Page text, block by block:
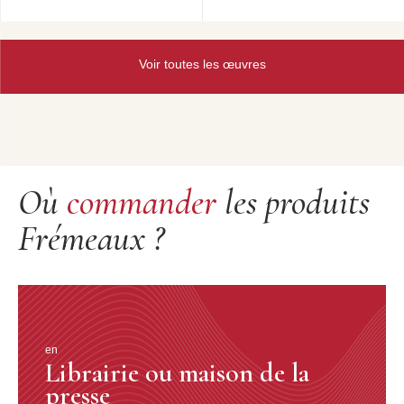
Race et histoire, 1952 2
d’ignorance, de racisme, d’expansion coloniale,
comment les Africains ont-ils été évoqués dans la
musique populaire américaine ? Et comment étaient-ils
vus par leurs descendants, leurs cousins Afro-
Nous avons une très belle histoire, et nous allons en
créer une autre qui dans le futur étonnera le monde.
Marcus Garvey,
vers 1920.
Voir toutes les œuvres
Où commander les produits
Frémeaux ?
en
Librairie ou maison de la
presse